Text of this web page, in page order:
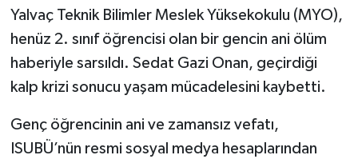
Yalvaç Teknik Bilimler Meslek Yüksekokulu (MYO),
henüz 2. sınıf öğrencisi olan bir gencin ani ölüm
haberiyle sarsıldı. Sedat Gazi Onan, geçirdiği
kalp krizi sonucu yaşam mücadelesini kaybetti.
Genç öğrencinin ani ve zamansız vefatı,
ISUBÜ’nün resmi sosyal medya hesaplarından
RESMİ İLANLAR
SAĞLIK
Tarihi Yapılarımız